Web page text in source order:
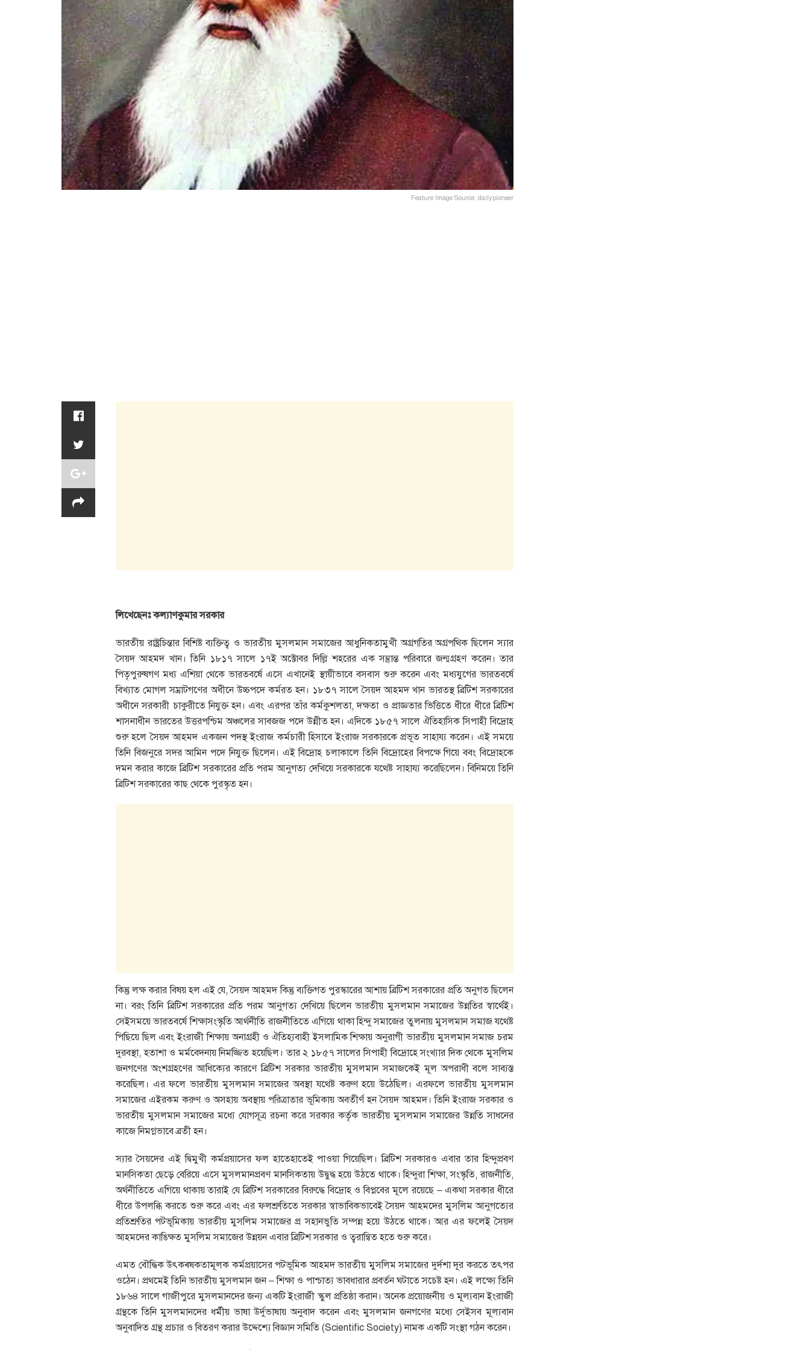
Feature Image Source: dailypioneer
লিখেছেনঃ কল্যাণকুমার সরকার
ভারতীয় রাষ্ট্রচিন্তার বিশিষ্ট ব্যক্তিত্ব ও ভারতীয় মুসলমান সমাজের আধুনিকতামুখী অগ্রগতির অগ্রপথিক ছিলেন স্যার
সৈয়দ আহমদ খান। তিনি ১৮১৭ সালে ১৭ই অক্টোবর দিল্লি শহরের এক সম্ভ্রান্ত পরিবারে জন্মগ্রহণ করেন। তার
পিতৃপুরুষগণ মধ্য এশিয়া থেকে ভারতবর্ষে এসে এখানেই স্থায়ীভাবে বসবাস শুরু করেন এবং মধ্যযুগের ভারতবর্ষে
বিখ্যাত মোগল সম্রাটগণের অধীনে উচ্চপদে কর্মরত হন। ১৮৩৭ সালে সৈয়দ আহমদ খান ভারতস্থ ব্রিটিশ সরকারের
অধীনে সরকারী চাকুরীতে নিযুক্ত হন। এবং এরপর তাঁর কর্মকুশলতা, দক্ষতা ও প্রাজ্ঞতার ভিত্তিতে ধীরে ধীরে ব্রিটিশ
শাসনাধীন ভারতের উত্তরপশ্চিম অঞ্চলের সাবজজ পদে উন্নীত হন। এদিকে ১৮৫৭ সালে ঐতিহাসিক সিপাহী বিদ্রোহ
শুরু হলে সৈয়দ আহমদ একজন পদস্থ ইংরাজ কর্মচারী হিসাবে ইংরাজ সরকারকে প্রভূত সাহায্য করেন। এই সময়ে
তিনি বিজনুরে সদর আমিন পদে নিযুক্ত ছিলেন। এই বিদ্রোহ চলাকালে তিনি বিদ্রোহের বিপক্ষে গিয়ে ববং বিদ্রোহকে
দমন করার কাজে ব্রিটিশ সরকারের প্রতি পরম আনুগত্য দেখিয়ে সরকারকে যথেষ্ট সাহায্য করেছিলেন। বিনিময়ে তিনি
ব্রিটিশ সরকারের কাছ থেকে পুরস্কৃত হন।
কিন্তু লক্ষ করার বিষয় হল এই যে, সৈয়দ আহমদ কিন্তু ব্যক্তিগত পুরস্কারের আশায় ব্রিটিশ সরকারের প্রতি অনুগত ছিলেন
না। বরং তিনি ব্রিটিশ সরকারের প্রতি পরম আনুগত্য দেখিয়ে ছিলেন ভারতীয় মুসলমান সমাজের উন্নতির স্বার্থেই।
সেইসময়ে ভারতবর্ষে শিক্ষাসংস্কৃতি আর্থনীতি রাজনীতিতে এগিয়ে থাকা হিন্দু সমাজের তুলনায় মুসলমান সমাজ যথেষ্ট
পিছিয়ে ছিল এবং ইংরাজী শিক্ষায় অনাগ্রহী ও ঐতিহ্যবাহী ইসলামিক শিক্ষায় অনুরাগী ভারতীয় মুসলমান সমাজ চরম
দুরবস্থা, হতাশা ও মর্মবেদনায় নিমজ্জিত হয়েছিল। তার ২ ১৮৫৭ সালের সিপাহী বিদ্রোহে সংখ্যার দিক থেকে মুসলিম
জনগণের অংশগ্রহণের আধিক্যের কারণে ব্রিটিশ সরকার ভারতীয় মুসলমান সমাজকেই মূল অপরাধী বলে সাব্যস্ত
করেছিল। এর ফলে ভারতীয় মুসলমান সমাজের অবস্থা যথেষ্ট করুণ হয়ে উঠেছিল। এরফলে ভারতীয় মুসলমান
সমাজের এইরকম করুণ ও অসহায় অবস্থায় পরিত্রাতার ভূমিকায় অবতীর্ণ হন সৈয়দ আহমদ। তিনি ইংরাজ সরকার ও
ভারতীয় মুসলমান সমাজের মধ্যে যোগসূত্র রচনা করে সরকার কর্তৃক ভারতীয় মুসলমান সমাজের উন্নতি সাধনের
কাজে নিমগ্নভাবে ব্রতী হন।
স্যার সৈয়দের এই দ্বিমুখী কর্মপ্রয়াসের ফল হাতেহাতেই পাওয়া গিয়েছিল। ব্রিটিশ সরকারও এবার তার হিন্দুপ্রবণ
মানসিকতা ছেড়ে বেরিয়ে এসে মুসলমানপ্রবণ মানসিকতায় উদ্বুদ্ধ হয়ে উঠতে থাকে। হিন্দুরা শিক্ষা, সংস্কৃতি, রাজনীতি,
অর্থনীতিতে এগিয়ে থাকায় তারাই যে ব্রিটিশ সরকারের বিরুদ্ধে বিদ্রোহ ও বিপ্লবের মূলে রয়েছে – একথা সরকার ধীরে
ধীরে উপলব্ধি করতে শুরু করে এবং এর ফলশ্রুতিতে সরকার স্বাভাবিকভাবেই সৈয়দ আহমদের মুসলিম আনুগত্যের
প্রতিশ্রুতির পটভূমিকায় ভারতীয় মুসলিম সমাজের প্র সহানভুতি সম্পন্ন হয়ে উঠতে থাকে। আর এর ফলেই সৈয়দ
আহমদের কাঙিক্ষত মুসলিম সমাজের উন্নয়ন এবার ব্রিটিশ সরকার ও ত্বরান্বিত হতে শুরু করে।
এমত বৌদ্ধিক উৎকৰ্ষকতামূলক কর্মপ্রয়াসের পটভূমিক আহমদ ভারতীয় মুসলিম সমাজের দুর্দশা দূর করতে তৎপর
ওঠেন। প্রথমেই তিনি ভারতীয় মুসলমান জন – শিক্ষা ও পাশ্চাত্য ভাবধারার প্রবর্তন ঘটাতে সচেষ্ট হন। এই লক্ষ্যে তিনি
১৮৬৪ সালে গাজীপুরে মুসলমানদের জন্য একটি ইংরাজী স্কুল প্রতিষ্ঠা করান। অনেক প্রয়োজনীয় ও মূল্যবান ইংরাজী
গ্রন্থকে তিনি মুসলমানদের ধর্মীয় ভাষা উর্দুভাষায় অনুবাদ করেন এবং মুসলমান জনগণের মধ্যে সেইসব মূল্যবান
অনুবাদিত গ্রন্থ প্রচার ও বিতরণ করার উদ্দেশ্যে বিজ্ঞান সমিতি (Scientific Society) নামক একটি সংস্থা গঠন করেন।